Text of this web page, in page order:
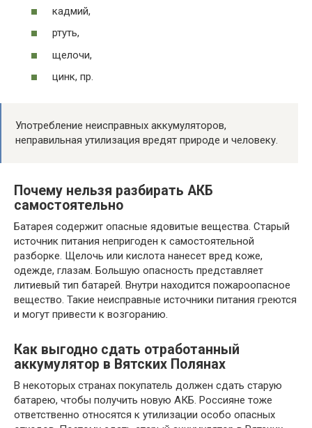
кадмий,
ртуть,
щелочи,
цинк, пр.
Употребление неисправных аккумуляторов,
неправильная утилизация вредят природе и человеку.
Почему нельзя разбирать АКБ
самостоятельно
Батарея содержит опасные ядовитые вещества. Старый
источник питания непригоден к самостоятельной
разборке. Щелочь или кислота нанесет вред коже,
одежде, глазам. Большую опасность представляет
литиевый тип батарей. Внутри находится пожароопасное
вещество. Такие неисправные источники питания греются
и могут привести к возгоранию.
Как выгодно сдать отработанный
аккумулятор в Вятских Полянах
В некоторых странах покупатель должен сдать старую
батарею, чтобы получить новую АКБ. Россияне тоже
ответственно относятся к утилизации особо опасных